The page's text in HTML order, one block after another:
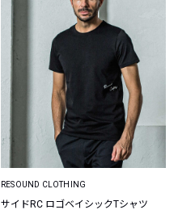
RESOUND CLOTHING
サイドRC ロゴベイシックTシャツ